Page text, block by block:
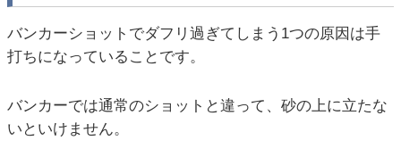
バンカーショットでダフリ過ぎてしまう1つの原因は手
打ちになっていることです。
バンカーでは通常のショットと違って、砂の上に立たな
いといけません。